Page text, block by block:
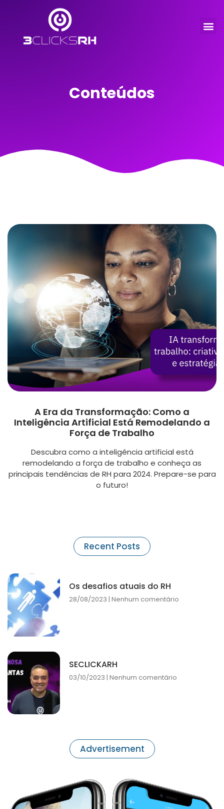
Conteúdos
A Era da Transformação: Como a
Inteligência Artificial Está Remodelando a
Força de Trabalho
Descubra como a inteligência artificial está
remodelando a força de trabalho e conheça as
principais tendências de RH para 2024. Prepare-se para
o futuro!
Recent Posts
Os desafios atuais do RH
28/08/2023 Nenhum comentário
SECLICKARH
03/10/2023 Nenhum comentário
Advertisement